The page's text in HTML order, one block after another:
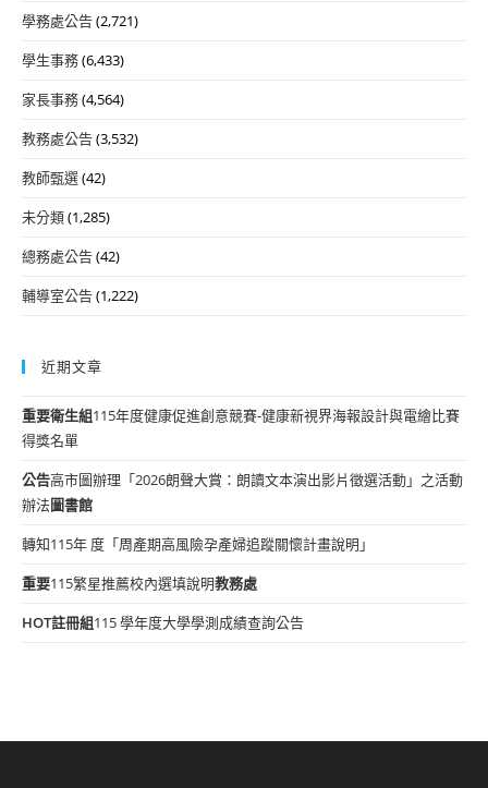
學務處公告(2,721)
學生事務(6,433)
家長事務(4,564)
教務處公告(3,532)
教師甄選(42)
未分類(1,285)
總務處公告(42)
輔導室公告(1,222)
近期文章
重要衛生組115年度健康促進創意競賽-健康新視界海報設計與電繪比賽
得獎名單
公告高市圖辦理「2026朗聲大賞：朗讀文本演出影片徵選活動」之活動
辦法圖書館
轉知115年 度「周產期高風險孕產婦追蹤關懷計畫說明」
重要115繁星推薦校內選填說明教務處
HOT註冊組115 學年度大學學測成績查詢公告